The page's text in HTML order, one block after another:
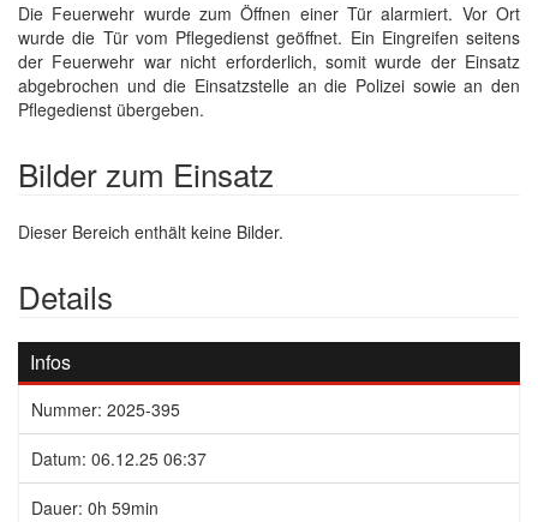
Die Feuerwehr wurde zum Öffnen einer Tür alarmiert. Vor Ort
wurde die Tür vom Pflegedienst geöffnet. Ein Eingreifen seitens
der Feuerwehr war nicht erforderlich, somit wurde der Einsatz
abgebrochen und die Einsatzstelle an die Polizei sowie an den
Pflegedienst übergeben.
Bilder zum Einsatz
Dieser Bereich enthält keine Bilder.
Details
Infos
Nummer: 2025-395
Datum: 06.12.25 06:37
Dauer: 0h 59min